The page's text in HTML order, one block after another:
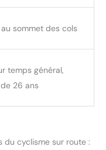
au sommet des cols
temps général,
26 ans
du cyclisme sur route :